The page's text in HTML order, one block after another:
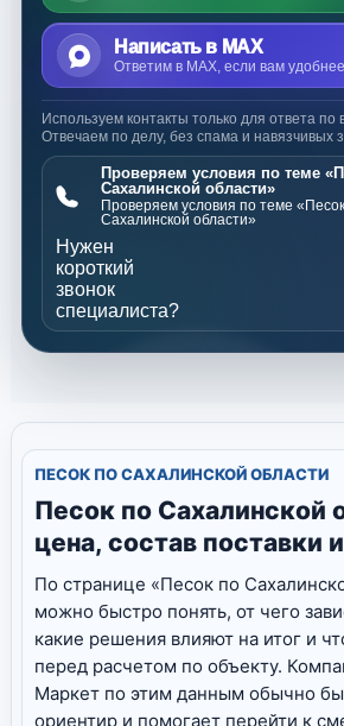
Написать в MAX
Ответим в MAX, если вам
Используем контакты только для ответа по
Отвечаем по делу, без спама и навязчивых
Проверяем условия по теме
Сахалинской области»
Проверяем условия по теме
Сахалинской области»
Нужен
короткий
звонок
специалиста?
ПЕСОК ПО САХАЛИНСКОЙ ОБЛАСТИ
Песок по Сахалинской
цена, состав поставки
По странице «Песок по
можно быстро понять, от чего
какие решения влияют на итог и
перед расчетом по объекту.
Маркет по этим данным обычно
ориентир и помогает перейти к